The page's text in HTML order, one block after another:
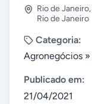
Rio de Janeiro,
Rio de Janeiro
Categoria:
Agronegócios »
Publicado em:
21/04/2021